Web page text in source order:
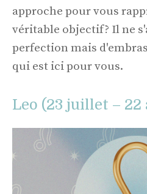
approche pour vous
véritable objectif? Il ne
perfection mais
qui est ici pour vous.
Leo (23 juillet – 22